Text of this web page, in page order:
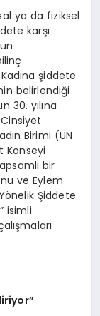
ya da fiziksel
karşı
şiddete
belirlendiği
30. yılına
Birimi (UN
Konseyi
bir
ve Eylem
Şiddete
isimli